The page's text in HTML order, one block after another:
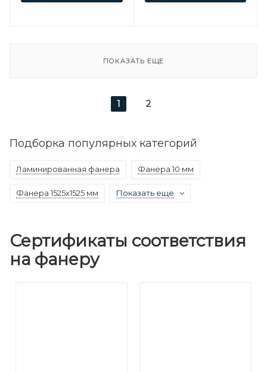
ПОКАЗАТЬ ЕЩЕ
1 2
Подборка популярных категорий
Ламинированная фанера Фанера 10 мм
Фанера 1525х1525 мм Показать еще
Сертификаты соответствия
на фанеру